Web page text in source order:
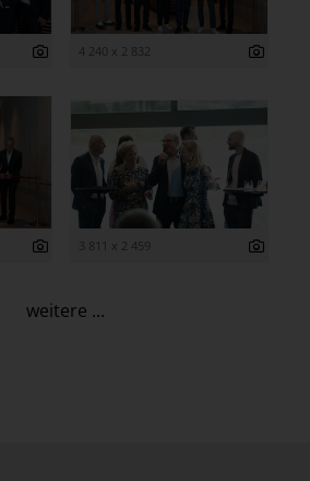
4 240 x 2 832
3 811 x 2 459
weitere ...